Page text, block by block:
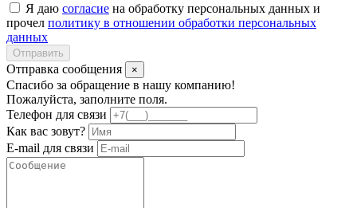
Я даю согласие на обработку персональных данных и
прочел политику в отношении обработки персональных
данных
Отправить
Отправка сообщения ×
Спасибо за обращение в нашу компанию!
Пожалуйста, заполните поля.
Телефон для связи
Как вас зовут?
E-mail для связи